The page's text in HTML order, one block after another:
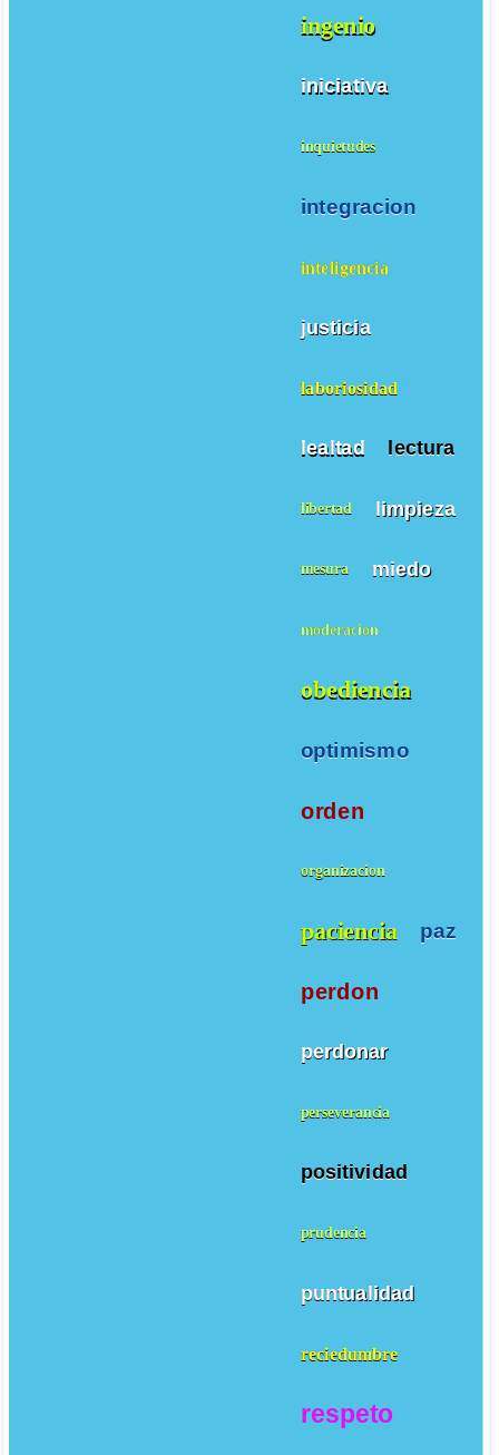
ingenio
iniciativa
inquietudes
integracion
inteligencia
justicia
laboriosidad
lealtad lectura
libertad limpieza
mesura miedo
moderacion
obediencia
optimismo
orden
organizacion
paciencia paz
perdon
perdonar
perseverancia
positividad
prudencia
puntualidad
reciedumbre
respeto